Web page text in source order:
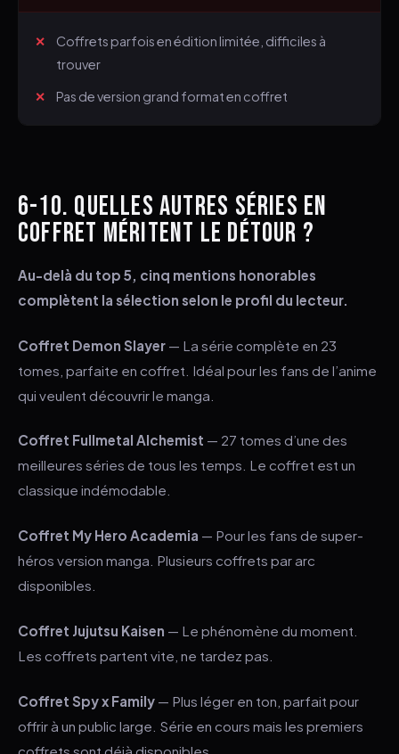
Coffrets parfois en édition limitée, difficiles à
trouver
Pas de version grand format en coffret
6-10. QUELLES AUTRES SÉRIES EN
COFFRET MÉRITENT LE DÉTOUR ?
Au-delà du top 5, cinq mentions honorables
complètent la sélection selon le profil du lecteur.
Coffret Demon Slayer — La série complète en 23
tomes, parfaite en coffret. Idéal pour les fans de l’anime
qui veulent découvrir le manga.
Coffret Fullmetal Alchemist — 27 tomes d’une des
meilleures séries de tous les temps. Le coffret est un
classique indémodable.
Coffret My Hero Academia — Pour les fans de super-
héros version manga. Plusieurs coffrets par arc
disponibles.
Coffret Jujutsu Kaisen — Le phénomène du moment.
Les coffrets partent vite, ne tardez pas.
Coffret Spy x Family — Plus léger en ton, parfait pour
offrir à un public large. Série en cours mais les premiers